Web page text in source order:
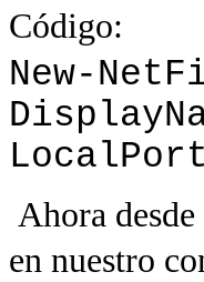
Código:
New-
Ahora
en nuestro